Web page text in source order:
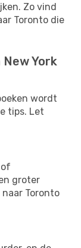
Zo vind
Toronto die
York
wordt
tips. Let
groter
Toronto